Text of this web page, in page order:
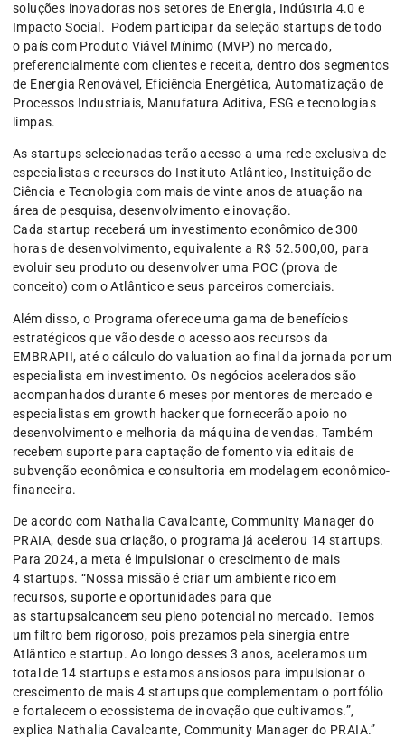
soluções inovadoras nos setores de Energia, Indústria 4.0 e
Impacto Social. Podem participar da seleção startups de todo
o país com Produto Viável Mínimo (MVP) no mercado,
preferencialmente com clientes e receita, dentro dos segmentos
de Energia Renovável, Eficiência Energética, Automatização de
Processos Industriais, Manufatura Aditiva, ESG e tecnologias
limpas.
As startups selecionadas terão acesso a uma rede exclusiva de
especialistas e recursos do Instituto Atlântico, Instituição de
Ciência e Tecnologia com mais de vinte anos de atuação na
área de pesquisa, desenvolvimento e inovação.
Cada startup receberá um investimento econômico de 300
horas de desenvolvimento, equivalente a R$ 52.500,00, para
evoluir seu produto ou desenvolver uma POC (prova de
conceito) com o Atlântico e seus parceiros comerciais.
Além disso, o Programa oferece uma gama de benefícios
estratégicos que vão desde o acesso aos recursos da
EMBRAPII, até o cálculo do valuation ao final da jornada por um
especialista em investimento. Os negócios acelerados são
acompanhados durante 6 meses por mentores de mercado e
especialistas em growth hacker que fornecerão apoio no
desenvolvimento e melhoria da máquina de vendas. Também
recebem suporte para captação de fomento via editais de
subvenção econômica e consultoria em modelagem econômico-
financeira.
De acordo com Nathalia Cavalcante, Community Manager do
PRAIA, desde sua criação, o programa já acelerou 14 startups.
Para 2024, a meta é impulsionar o crescimento de mais
4 startups. “Nossa missão é criar um ambiente rico em
recursos, suporte e oportunidades para que
as startupsalcancem seu pleno potencial no mercado. Temos
um filtro bem rigoroso, pois prezamos pela sinergia entre
Atlântico e startup. Ao longo desses 3 anos, aceleramos um
total de 14 startups e estamos ansiosos para impulsionar o
crescimento de mais 4 startups que complementam o portfólio
e fortalecem o ecossistema de inovação que cultivamos.”,
explica Nathalia Cavalcante, Community Manager do PRAIA.”